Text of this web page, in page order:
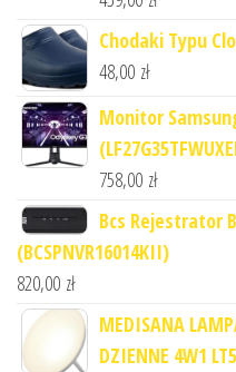
Chodaki Typu
48,00 zł
Monitor
758,00 zł
Bcs Rejestrator
(BCSPNVR16014KII)
820,00 zł
MEDISANA
DZIENNE 4W1